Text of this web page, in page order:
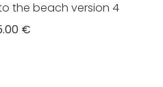
the beach version 4
€